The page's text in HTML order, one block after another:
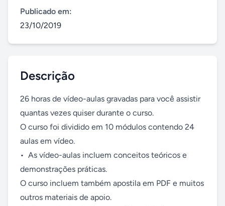
Publicado em:
23/10/2019
Descrição
26 horas de vídeo-aulas gravadas para você assistir
quantas vezes quiser durante o curso.
O curso foi dividido em 10 módulos contendo 24
aulas em vídeo.
•	As vídeo-aulas incluem conceitos teóricos e
demonstrações práticas.
O curso incluem também apostila em PDF e muitos
outros materiais de apoio.